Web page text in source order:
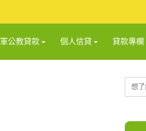
軍公教貸款 個人信貸 貸款專欄